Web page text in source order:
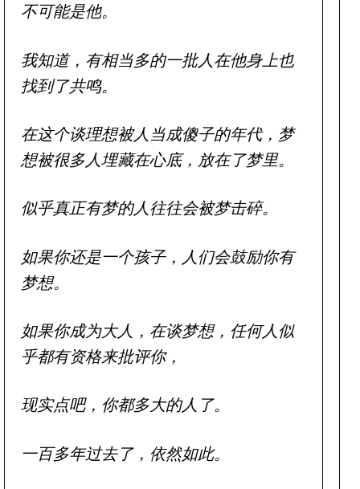
不可能是他。
我知道，有相当多的一批人在他身上也
找到了共鸣。
在这个谈理想被人当成傻子的年代，梦
想被很多人埋藏在心底，放在了梦里。
似乎真正有梦的人往往会被梦击碎。
如果你还是一个孩子，人们会鼓励你有
梦想。
如果你成为大人，在谈梦想，任何人似
乎都有资格来批评你，
现实点吧，你都多大的人了。
一百多年过去了，依然如此。